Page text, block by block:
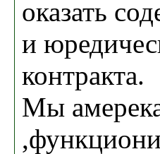
оказать
и
контракта.
Мы